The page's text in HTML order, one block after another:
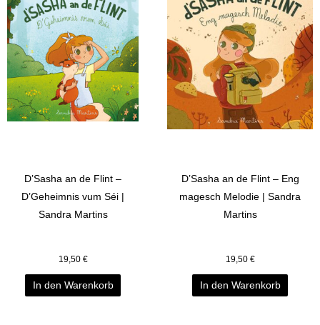
D’Sasha an de Flint –
D’Geheimnis vum Séi |
Sandra Martins
19,50 €
In den Warenkorb
D’Sasha an de Flint – Eng
magesch Melodie | Sandra
Martins
19,50 €
In den Warenkorb